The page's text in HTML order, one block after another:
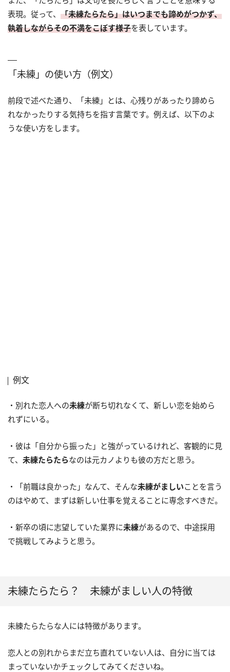
表現。従って、 「未練たらたら」はいつまでも諦めがつかず、
執着しながらその不満をこぼす様子を表しています。
「未練」の使い方（例文）
前段で述べた通り、「未練」とは、心残りがあったり諦めら
れなかったりする気持ちを指す言葉です。例えば、以下のよ
うな使い方をします。
例文
・別れた恋人への未練が断ち切れなくて、新しい恋を始めら
れずにいる。
・彼は「自分から振った」と強がっているけれど、客観的に見
て、 未練たらたらなのは元カノよりも彼の方だと思う。
・「前職は良かった」なんて、そんな未練がましいことを言う
のはやめて、まずは新しい仕事を覚えることに専念すべきだ。
・新卒の頃に志望していた業界に未練があるので、中途採用
で挑戦してみようと思う。
未練たらたら？ 未練がましい人の特徴
未練たらたらな人には特徴があります。
恋人との別れからまだ立ち直れていない人は、自分に当ては
まっていないかチェックしてみてくださいね。